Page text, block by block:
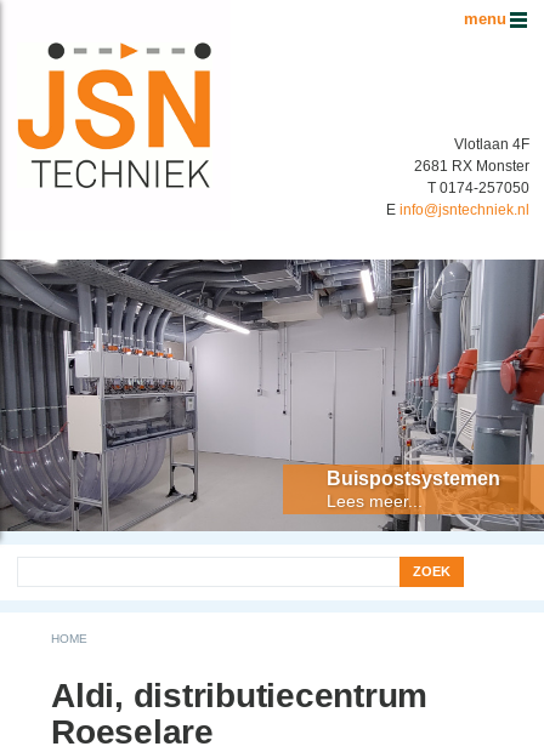
Energiek in buispostsystemen!
Buispostsystemen
Lees meer...
You are here
HOME
Aldi, distributiecentrum
Roeselare
Vlotlaan 4F
2681 RX Monster
T 0174-257050
E info@jsntechniek.nl